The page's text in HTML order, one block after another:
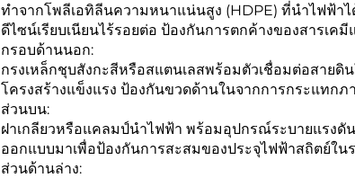
ทำจากโพลีเอทิลีนความหนาแน่นสูง (HDPE) ที่นำไฟฟ้
ดีไซน์เรียบเนียนไร้รอยต่อ ป้องกันการตกค้างของสารเค
กรอบด้านนอก:
กรงเหล็กชุบสังกะสีหรือสแตนเลสพร้อมตัวเชื่อมต่อสายดิ
โครงสร้างแข็งแรง ป้องกันขวดด้านในจากการกระแทกภ
ส่วนบน:
ฝาเกลียวหรือแคลมป์นำไฟฟ้า พร้อมอุปกรณ์ระบายแรงดั
ออกแบบมาเพื่อป้องกันการสะสมของประจุไฟฟ้าสถิตย์ใน
ส่วนด้านล่าง: